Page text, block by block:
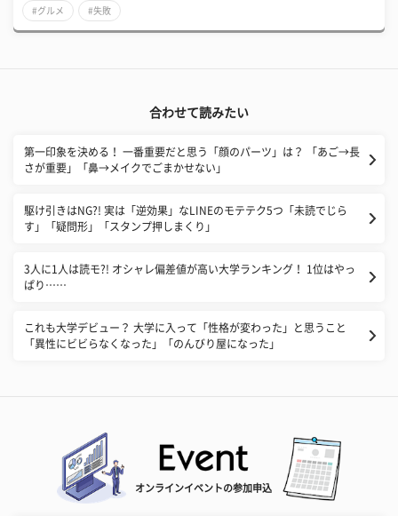
#グルメ #失敗
合わせて読みたい
第一印象を決める！ 一番重要だと思う「顔のパーツ」は？ 「あご→長
さが重要」「鼻→メイクでごまかせない」
​駆け引きはNG?! 実は「逆効果」なLINEのモテテク5つ「未読でじら
す」「疑問形」「スタンプ押しまくり」
3人に1人は読モ?! オシャレ偏差値が高い大学ランキング！ 1位はやっ
ぱり……
これも大学デビュー？ 大学に入って「性格が変わった」と思うこと
「異性にビビらなくなった」「のんびり屋になった」
オンラインイベントの参加申込